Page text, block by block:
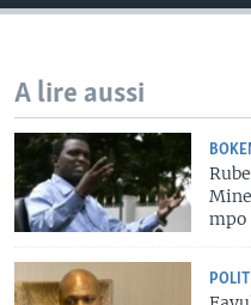
A lire aussi
mpo